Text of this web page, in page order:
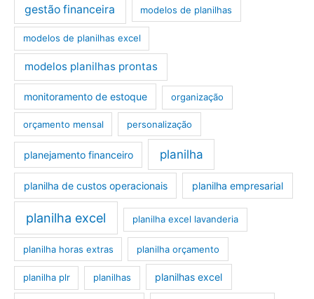
gestão financeira modelos de planilhas
modelos de planilhas excel
modelos planilhas prontas
monitoramento de estoque organização
orçamento mensal personalização
planejamento financeiro planilha
planilha de custos operacionais planilha empresarial
planilha excel planilha excel lavanderia
planilha horas extras planilha orçamento
planilha plr planilhas planilhas excel